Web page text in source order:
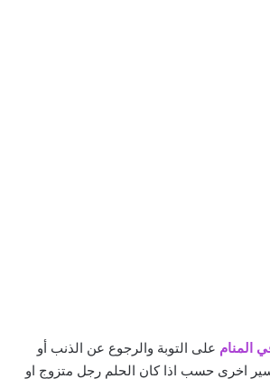
المنام على التوبة والرجوع عن الذنب أو
اخرى حسب اذا كان الحلم رجل متزوج او